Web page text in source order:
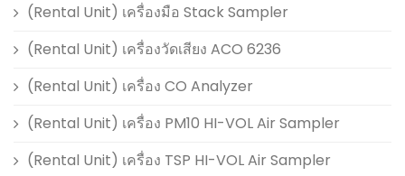
(Rental Unit) เครื่องมือ Stack Sampler
(Rental Unit) เครื่องวัดเสียง ACO 6236
(Rental Unit) เครื่อง CO Analyzer
(Rental Unit) เครื่อง PM10 HI-VOL Air Sampler
(Rental Unit) เครื่อง TSP HI-VOL Air Sampler